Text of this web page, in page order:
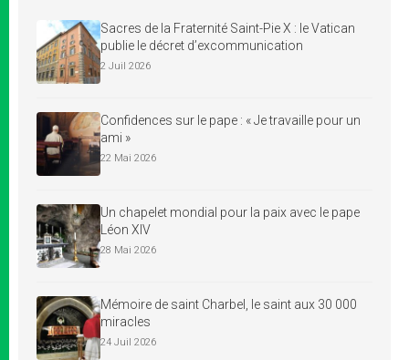
Sacres de la Fraternité Saint-Pie X : le Vatican
publie le décret d’excommunication
2 Juil 2026
Confidences sur le pape : « Je travaille pour un
ami »
22 Mai 2026
Un chapelet mondial pour la paix avec le pape
Léon XIV
28 Mai 2026
Mémoire de saint Charbel, le saint aux 30 000
miracles
24 Juil 2026